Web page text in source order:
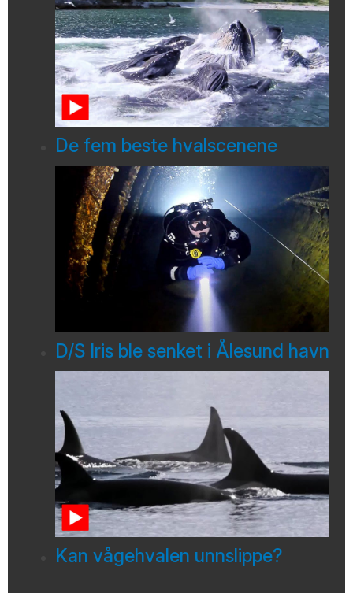
De fem beste hvalscenene
D/S Iris ble senket i Ålesund havn
Kan vågehvalen unnslippe?